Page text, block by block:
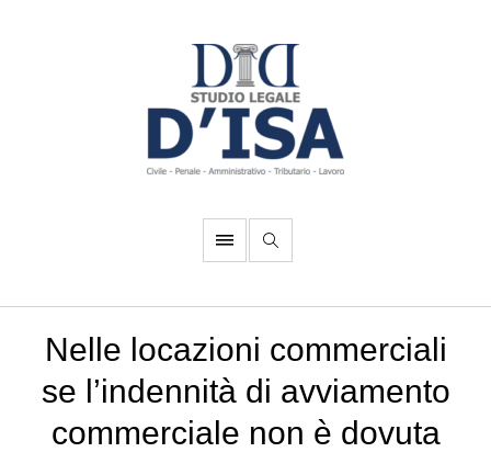
Nelle locazioni commerciali
se l’indennità di avviamento
commerciale non è dovuta